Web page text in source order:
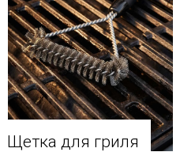
Щетка для гриля